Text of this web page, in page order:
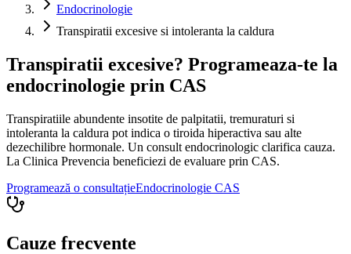
Endocrinologie
Transpiratii excesive si intoleranta la caldura
Transpiratii excesive? Programeaza-te la
endocrinologie prin CAS
Transpiratiile abundente insotite de palpitatii, tremuraturi si
intoleranta la caldura pot indica o tiroida hiperactiva sau alte
dezechilibre hormonale. Un consult endocrinologic clarifica cauza.
La Clinica Prevencia beneficiezi de evaluare prin CAS.
Programează o consultațieEndocrinologie CAS
Cauze frecvente